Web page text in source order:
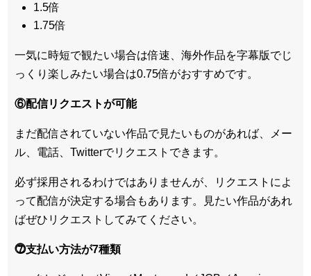
1.5倍
1.75倍
一気に時短で観たい場合は倍速、海外作品を字幕版でじ
っくり楽しみたい場合は0.75倍がおすすめです。
⑥配信リクエストが可能
まだ配信されていない作品で見たいものがあれば、
メー
ル、電話、Twitterでリクエスト できます。
必ず採用されるわけではありませんが、リクエストによ
って配信が決定する場合もあります。見たい作品があれ
ばぜひリクエストしてみてください。
⓻支払い方法が7種類